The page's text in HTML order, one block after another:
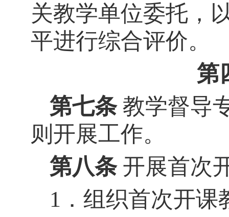
关教学单位委托，
平进行综合评价。
第
第七条 教学督导
则开展工作。
第八条 开展首次
1．组织首次开课